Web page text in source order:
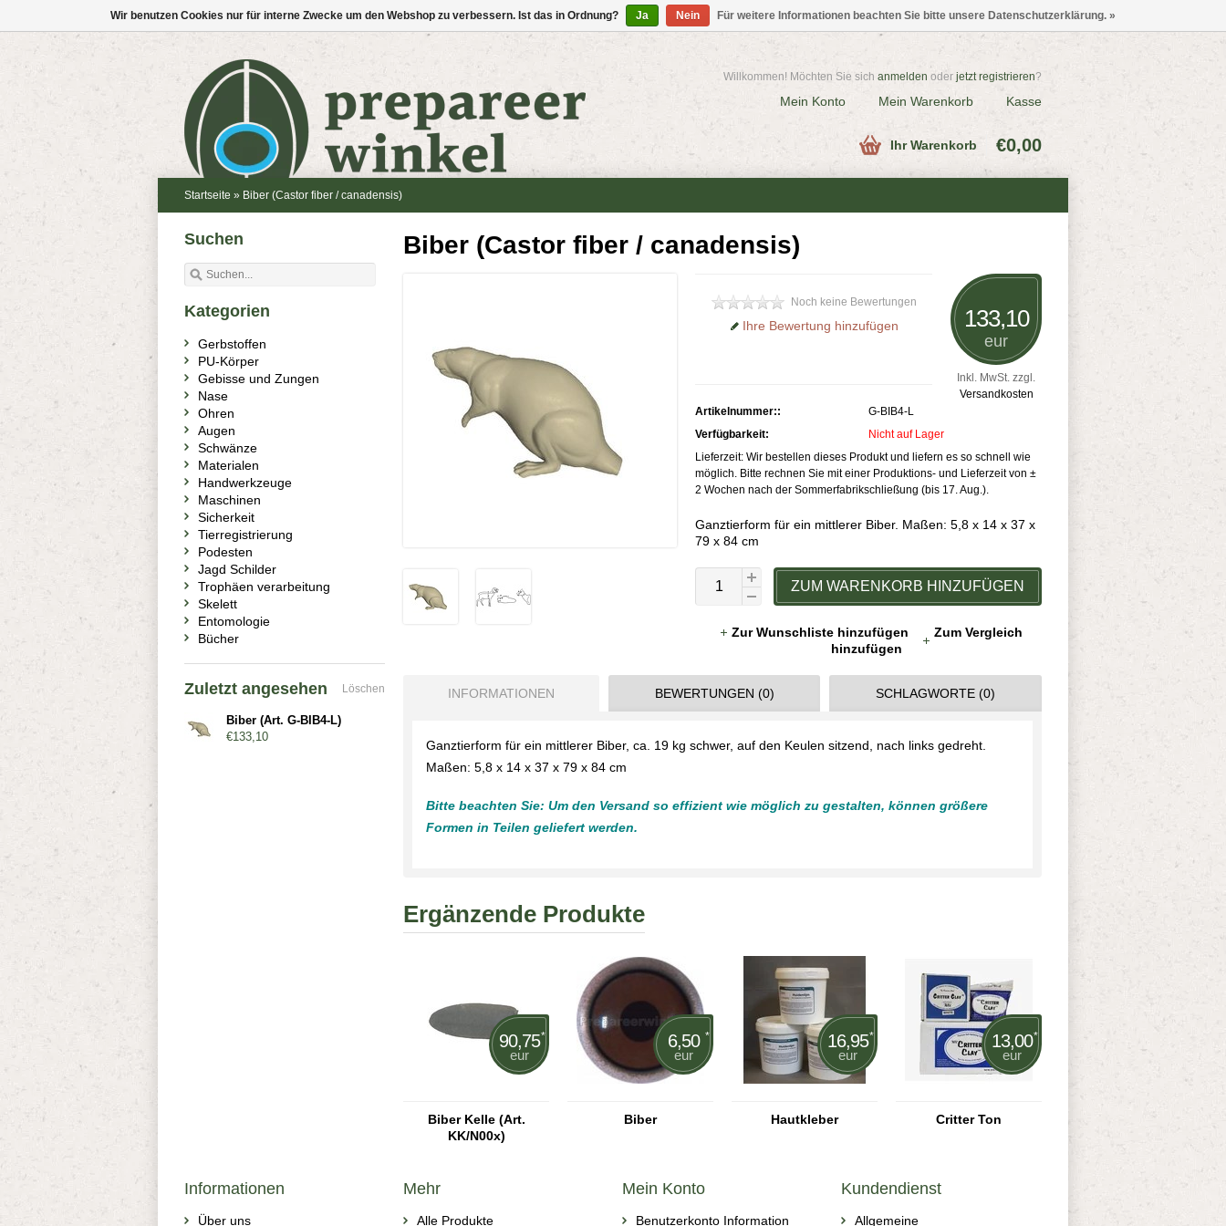
Willkommen! Möchten Sie sich anmelden oder jetzt registrieren?
Mein Konto Mein Warenkorb Kasse
Ihr Warenkorb €0,00
Startseite » Biber (Castor fiber / canadensis)
Biber (Castor fiber / canadensis)
133,10
eur
Inkl. MwSt. zzgl.
Versandkosten
Noch keine Bewertungen
Ihre Bewertung hinzufügen
Artikelnummer::
G-BIB4-L
Verfügbarkeit:
Nicht auf Lager
Lieferzeit: Wir bestellen dieses Produkt und liefern es so schnell wie
möglich. Bitte rechnen Sie mit einer Produktions- und Lieferzeit von ±
2 Wochen nach der Sommerfabrikschließung (bis 17. Aug.).
Ganztierform für ein mittlerer Biber. Maßen: 5,8 x 14 x 37 x
79 x 84 cm
ZUM WARENKORB HINZUFÜGEN
Zur Wunschliste hinzufügen
Zum Vergleich
hinzufügen
INFORMATIONEN BEWERTUNGEN (0) SCHLAGWORTE (0)
Ganztierform für ein mittlerer Biber, ca. 19 kg schwer, auf den Keulen sitzend, nach links gedreht.
Maßen: 5,8 x 14 x 37 x 79 x 84 cm
Bitte beachten Sie: Um den Versand so effizient wie möglich zu gestalten, können größere
Formen in Teilen geliefert werden.
Ergänzende Produkte
90,75*
eur
Biber Kelle (Art.
KK/N00x)
6,50 *
eur
Biber
16,95*
eur
Hautkleber
13,00*
eur
Critter Ton
Suchen
Kategorien
Gerbstoffen
PU-Körper
Gebisse und Zungen
Nase
Ohren
Augen
Schwänze
Materialen
Handwerkzeuge
Maschinen
Sicherkeit
Tierregistrierung
Podesten
Jagd Schilder
Trophäen verarbeitung
Skelett
Entomologie
Bücher
Zuletzt angesehen Löschen
Biber (Art. G-BIB4-L)
€133,10
Informationen
Über uns
Mehr
Alle Produkte
Mein Konto
Benutzerkonto Information
Kundendienst
Allgemeine
Wir benutzen Cookies nur für interne Zwecke um den Webshop zu verbessern. Ist das in Ordnung? Ja Nein Für weitere Informationen beachten Sie bitte unsere Datenschutzerklärung. »